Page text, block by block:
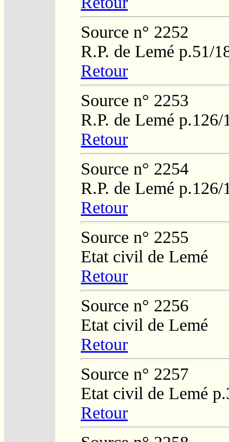
Source n° 2252
R.P. de Lemé p.51/
Retour
Source n° 2253
R.P. de Lemé p.126/
Retour
Source n° 2254
R.P. de Lemé p.126/
Retour
Source n° 2255
Etat civil de Lemé
Retour
Source n° 2256
Etat civil de Lemé
Retour
Source n° 2257
Etat civil de Lemé
Retour